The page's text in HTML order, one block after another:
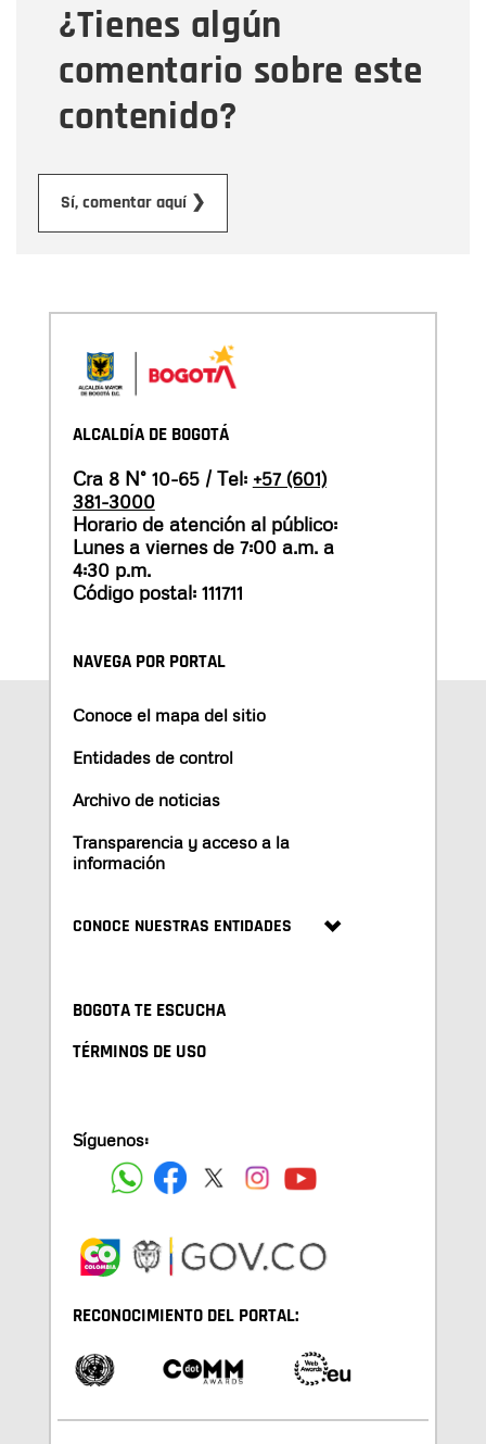
¿Tienes algún
comentario sobre este
contenido?
Sí, comentar aquí ❯
Mensaje
ALCALDÍA DE BOGOTÁ
Cra 8 N° 10-65 / Tel: +57 (601)
381-3000
Horario de atención al público:
Lunes a viernes de 7:00 a.m. a
4:30 p.m.
Código postal: 111711
NAVEGA POR PORTAL
Conoce el mapa del sitio
Entidades de control
Archivo de noticias
Transparencia y acceso a la
información
CONOCE NUESTRAS ENTIDADES
BOGOTA TE ESCUCHA
TÉRMINOS DE USO
Síguenos:
RECONOCIMIENTO DEL PORTAL: